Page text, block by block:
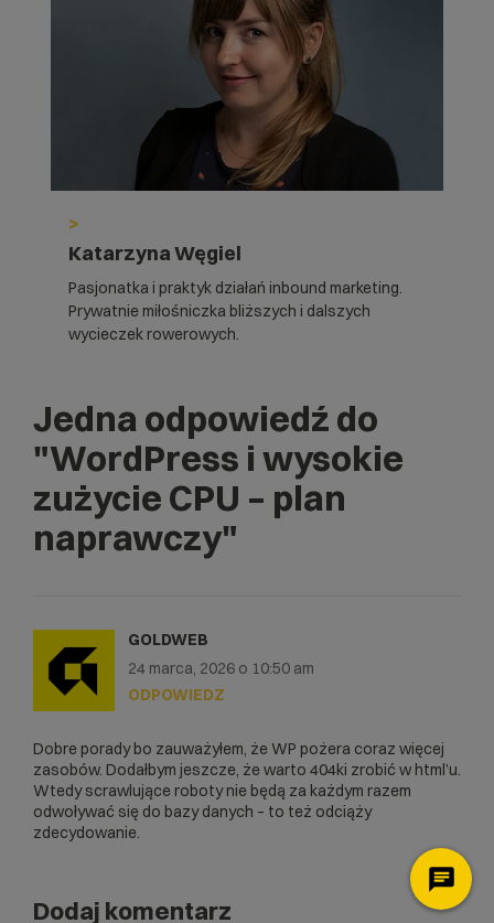
>
Katarzyna Węgiel
Pasjonatka i praktyk działań inbound marketing.
Prywatnie miłośniczka bliższych i dalszych
wycieczek rowerowych.
Jedna odpowiedź do
"WordPress i wysokie
zużycie CPU – plan
naprawczy"
GOLDWEB
24 marca, 2026 o 10:50 am
Dobre porady bo zauważyłem, że WP pożera coraz więcej
zasobów. Dodałbym jeszcze, że warto 404ki zrobić w html’u.
Wtedy scrawlujące roboty nie będą za każdym razem
odwoływać się do bazy danych – to też odciąży
zdecydowanie.
ODPOWIEDZ
Dodaj komentarz